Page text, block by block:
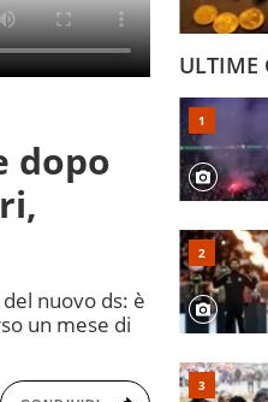
dopo
nuovo ds: è
un mese di
ULTIME